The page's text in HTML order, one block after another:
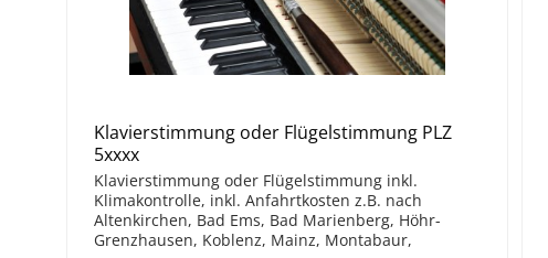
Klavierstimmung oder Flügelstimmung PLZ
5xxxx
Klavierstimmung oder Flügelstimmung inkl.
Klimakontrolle, inkl. Anfahrtkosten z.B. nach
Altenkirchen, Bad Ems, Bad Marienberg, Höhr-
Grenzhausen, Koblenz, Mainz, Montabaur,